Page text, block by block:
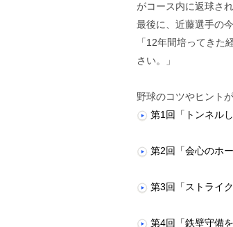
がコース内に返球さ
最後に、近藤選手の
「12年間培ってき
さい。」
野球のコツやヒント
第1回「トンネル
第2回「会心のホ
第3回「ストライ
第4回「鉄壁守備